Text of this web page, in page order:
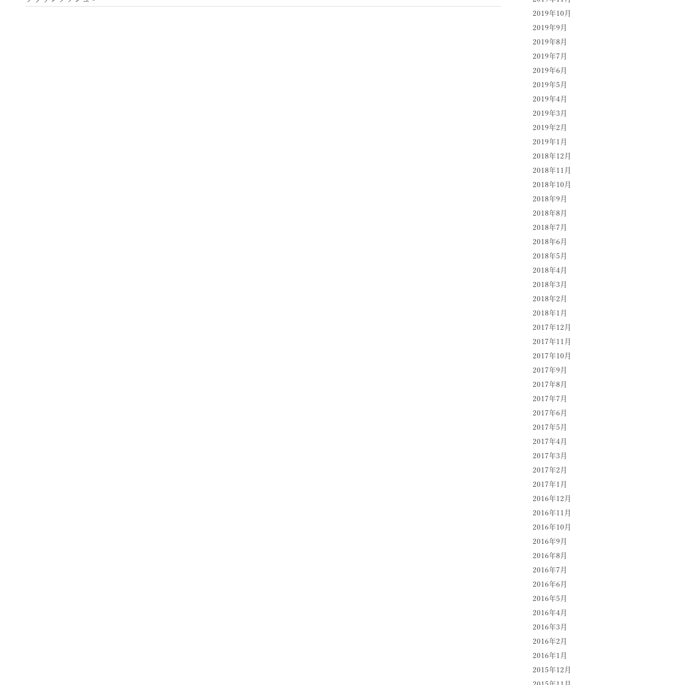
2019年10月
2019年9月
2019年8月
2019年7月
2019年6月
2019年5月
2019年4月
2019年3月
2019年2月
2019年1月
2018年12月
2018年11月
2018年10月
2018年9月
2018年8月
2018年7月
2018年6月
2018年5月
2018年4月
2018年3月
2018年2月
2018年1月
2017年12月
2017年11月
2017年10月
2017年9月
2017年8月
2017年7月
2017年6月
2017年5月
2017年4月
2017年3月
2017年2月
2017年1月
2016年12月
2016年11月
2016年10月
2016年9月
2016年8月
2016年7月
2016年6月
2016年5月
2016年4月
2016年3月
2016年2月
2016年1月
2015年12月